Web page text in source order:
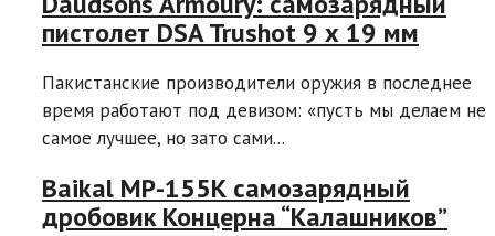
пистолет DSA Trushot 9 х 19 мм
Пакистанские производители оружия в последнее
время работают под девизом: «пусть мы делаем не
самое лучшее, но зато сами...
Baikal МР-155К самозарядный
дробовик Концерна “Калашников”